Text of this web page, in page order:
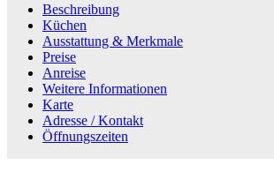
Beschreibung
Küchen
Ausstattung & Merkmale
Preise
Anreise
Weitere Informationen
Karte
Adresse / Kontakt
Öffnungszeiten